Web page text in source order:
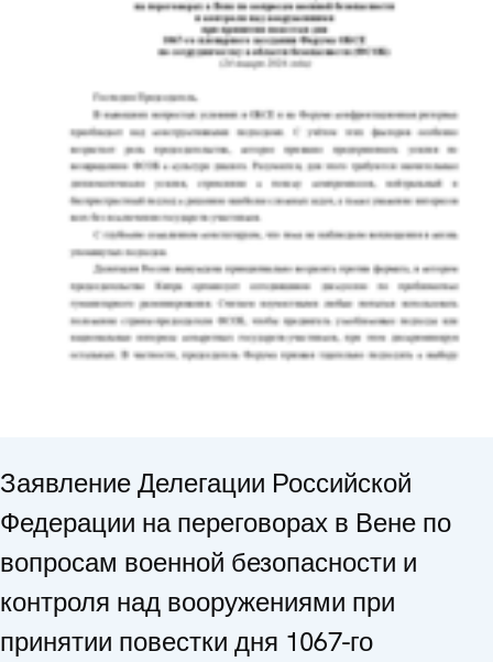
Заявление Делегации Российской
Федерации на переговорах в Вене по
вопросам военной безопасности и
контроля над вооружениями при
принятии повестки дня 1067-го